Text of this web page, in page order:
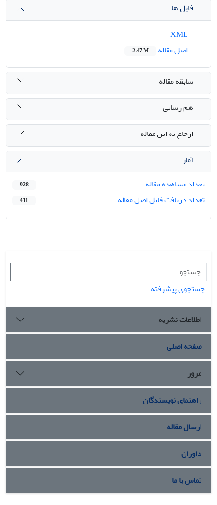
فایل ها
اصل مقاله
2.47 M
سابقه مقاله
هم رسانی
ارجاع به این مقاله
آمار
تعداد مشاهده مقاله
928
تعداد دریافت فایل اصل مقاله 411
جستجوی پیشرفته
اطلاعات نشریه
صفحه اصلی
مرور
راهنمای نویسندگان
ارسال مقاله
داوران
تماس با ما